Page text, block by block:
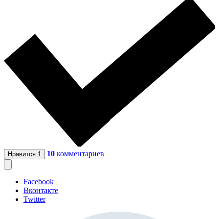
Нравится 1 10 комментариев
Facebook
Вконтакте
Twitter